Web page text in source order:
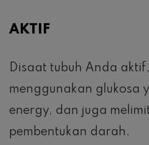
AKTIF
Disaat tubuh Anda
menggunakan glukosa
energy, dan juga
pembentukan darah.